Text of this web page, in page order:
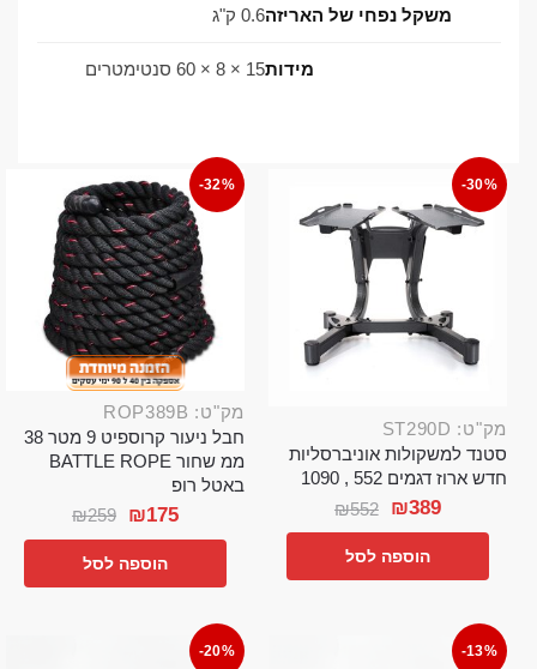
משקל נפחי של האריזה0.6 ק"ג
מידות15 × 8 × 60 סנטימטרים
-30%
מק"ט: ST290D
סטנד למשקולות אוניברסליות
חדש ארוז דגמים 552 , 1090
₪552 ₪389
הוספה לסל
-32%
מק"ט: ROP389B
חבל ניעור קרוספיט 9 מטר 38
ממ שחור BATTLE ROPE
באטל רופ
₪259 ₪175
הוספה לסל
-13%
-20%